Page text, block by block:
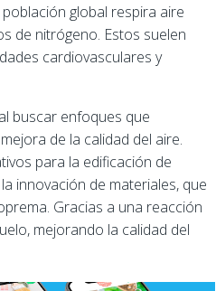
global respira aire
de nitrógeno. Estos suelen
cardiovasculares y
buscar enfoques que
de la calidad del aire.
para la edificación de
innovación de materiales, que
Gracias a una reacción
mejorando la calidad del